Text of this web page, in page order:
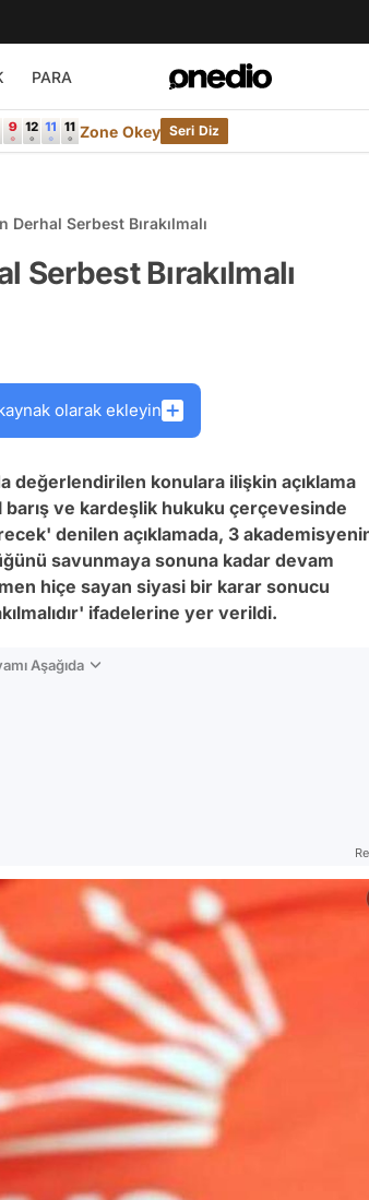
PARA
Zone Okey Seri Diz
Derhal Serbest Bırakılmalı
Serbest Bırakılmalı
olarak ekleyin
değerlendirilen konulara ilişkin açıklama
ve kardeşlik hukuku çerçevesinde
denilen açıklamada, 3
savunmaya sonuna kadar devam
hiçe sayan siyasi bir karar sonucu
ifadelerine yer verildi.
Aşağıda